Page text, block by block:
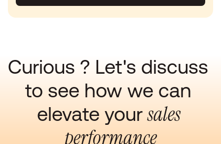
Curious ? Let's discuss
to see how we can
elevate your sales
performance